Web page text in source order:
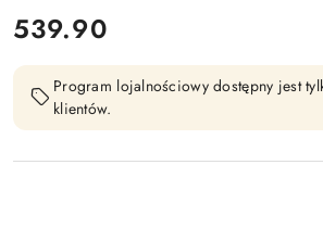
cena:
539.90
Program lojalnościowy dostępny jest
klientów.